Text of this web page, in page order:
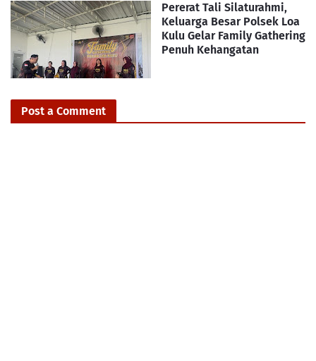
Pererat Tali Silaturahmi,
Keluarga Besar Polsek Loa
Kulu Gelar Family Gathering
Penuh Kehangatan
Post a Comment